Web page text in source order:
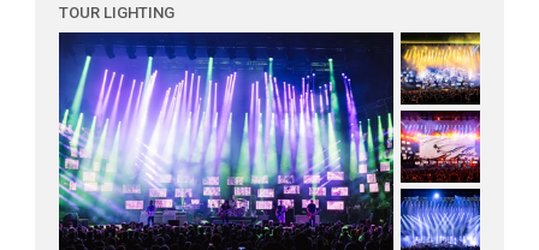
TOUR LIGHTING